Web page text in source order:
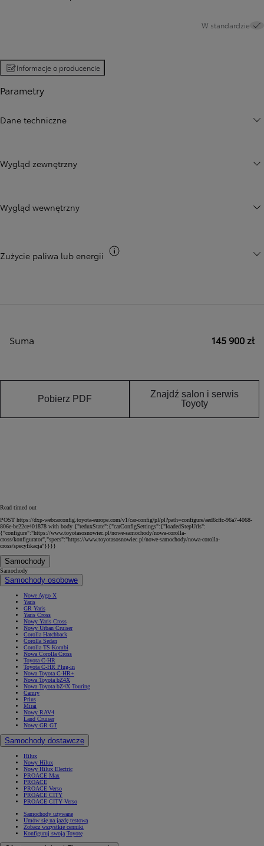
W standardzie
Informacje o producencie
Parametry
Dane techniczne
Wygląd zewnętrzny
Wygląd wewnętrzny
Zużycie paliwa lub energii
Suma 145 900 zł
Pobierz PDF
Znajdź salon i serwis
Toyoty
Read timed out
POST https://dxp-webcarconfig.toyota-europe.com/v1/car-config/pl/pl?path=configure/aed6cffc-96a7-4068-
806e-be22ce401878 with body {"reduxState":{"carConfigSettings":{"loadedStepUrls":
{"configure":"https://www.toyotasosnowiec.pl/nowe-samochody/nowa-corolla-
cross/konfigurator","specs":"https://www.toyotasosnowiec.pl/nowe-samochody/nowa-corolla-
cross/specyfikacja"}}}}
Samochody
Samochody
Samochody osobowe
Nowe Aygo X
Yaris
GR Yaris
Yaris Cross
Nowy Yaris Cross
Nowy Urban Cruiser
Corolla Hatchback
Corolla Sedan
Corolla TS Kombi
Nowa Corolla Cross
Toyota C-HR
Toyota C-HR Plug-in
Nowa Toyota C-HR+
Nowa Toyota bZ4X
Nowa Toyota bZ4X Touring
Camry
Prius
Mirai
Nowy RAV4
Land Cruiser
Nowy GR GT
Samochody dostawcze
Hilux
Nowy Hilux
Nowy Hilux Electric
PROACE Max
PROACE
PROACE Verso
PROACE CITY
PROACE CITY Verso
Samochody używane
Umów się na jazdę testową
Zobacz wszystkie cenniki
Konfiguruj swoją Toyotę